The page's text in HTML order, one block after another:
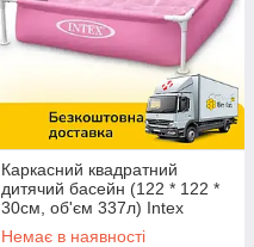
Каркасний квадратний
дитячий басейн (122 * 122 *
30см, об'єм 337л) Intex
57172 PN
Немає в наявності